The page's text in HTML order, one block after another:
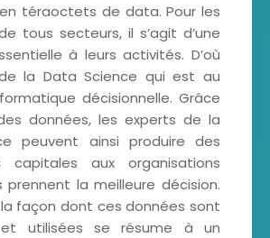
téraoctets de data. Pour les
tous secteurs, il s’agit d’une
à leurs activités. D’où
la Data Science qui est au
décisionnelle. Grâce
données, les experts de la
peuvent ainsi produire des
capitales aux organisations
prennent la meilleure décision.
façon dont ces données sont
et utilisées se résume à un